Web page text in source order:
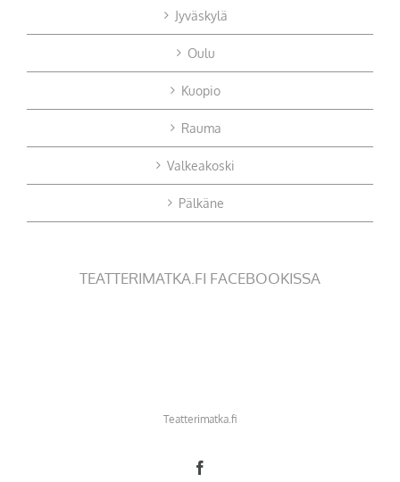
Jyväskylä
Oulu
Kuopio
Rauma
Valkeakoski
Pälkäne
TEATTERIMATKA.FI FACEBOOKISSA
Teatterimatka.fi